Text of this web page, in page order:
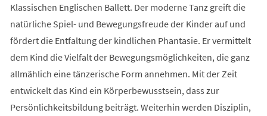
Klassischen Englischen Ballett. Der moderne Tanz greift die
natürliche Spiel- und Bewegungsfreude der Kinder auf und
fördert die Entfaltung der kindlichen Phantasie. Er vermittelt
dem Kind die Vielfalt der Bewegungsmöglichkeiten, die ganz
allmählich eine tänzerische Form annehmen. Mit der Zeit
entwickelt das Kind ein Körperbewusstsein, dass zur
Persönlichkeitsbildung beiträgt. Weiterhin werden Disziplin,